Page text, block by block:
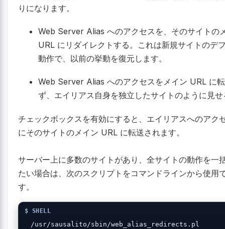
りになります。
Web Server Alias へのアクセスを、そのサイトの
URL にリダイレクトする。これは新規サイトのデ
動作で、以前の挙動を復元します。
Web Server Alias へのアクセスをメイン URL に
ず、エイリアス自身を独立したサイトのように見せ
チェックボックスを有効にすると、エイリアスへのアク
にそのサイトのメイン URL に転送されます。
サーバー上に多数のサイトがあり、全サイトの動作を一
たい場合は、次のスクリプトをコマンドラインから使用
す。
/usr/sausalito/sbin/web_alias_redirects.pl